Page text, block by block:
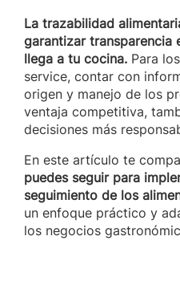
La trazabilidad
garantizar transparencia
llega a tu cocina. Para
service, contar con
origen y manejo de los
ventaja competitiva,
decisiones más
En este artículo te
puedes seguir para
seguimiento de los
un enfoque práctico y
los negocios